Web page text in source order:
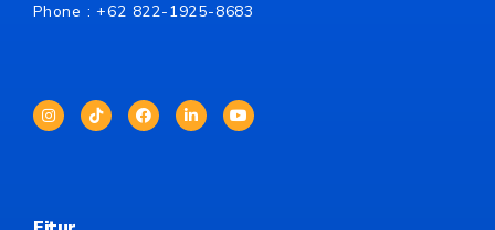
Phone : +62 822-1925-8683